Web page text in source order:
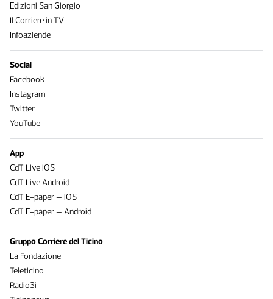
Edizioni San Giorgio
Il Corriere in TV
Infoaziende
Social
Facebook
Instagram
Twitter
YouTube
App
CdT Live iOS
CdT Live Android
CdT E-paper – iOS
CdT E-paper – Android
Gruppo Corriere del Ticino
La Fondazione
Teleticino
Radio3i